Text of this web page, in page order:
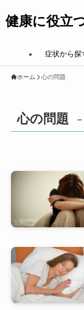
健康に役立
症状から探
ホーム 心の問題
心の問題